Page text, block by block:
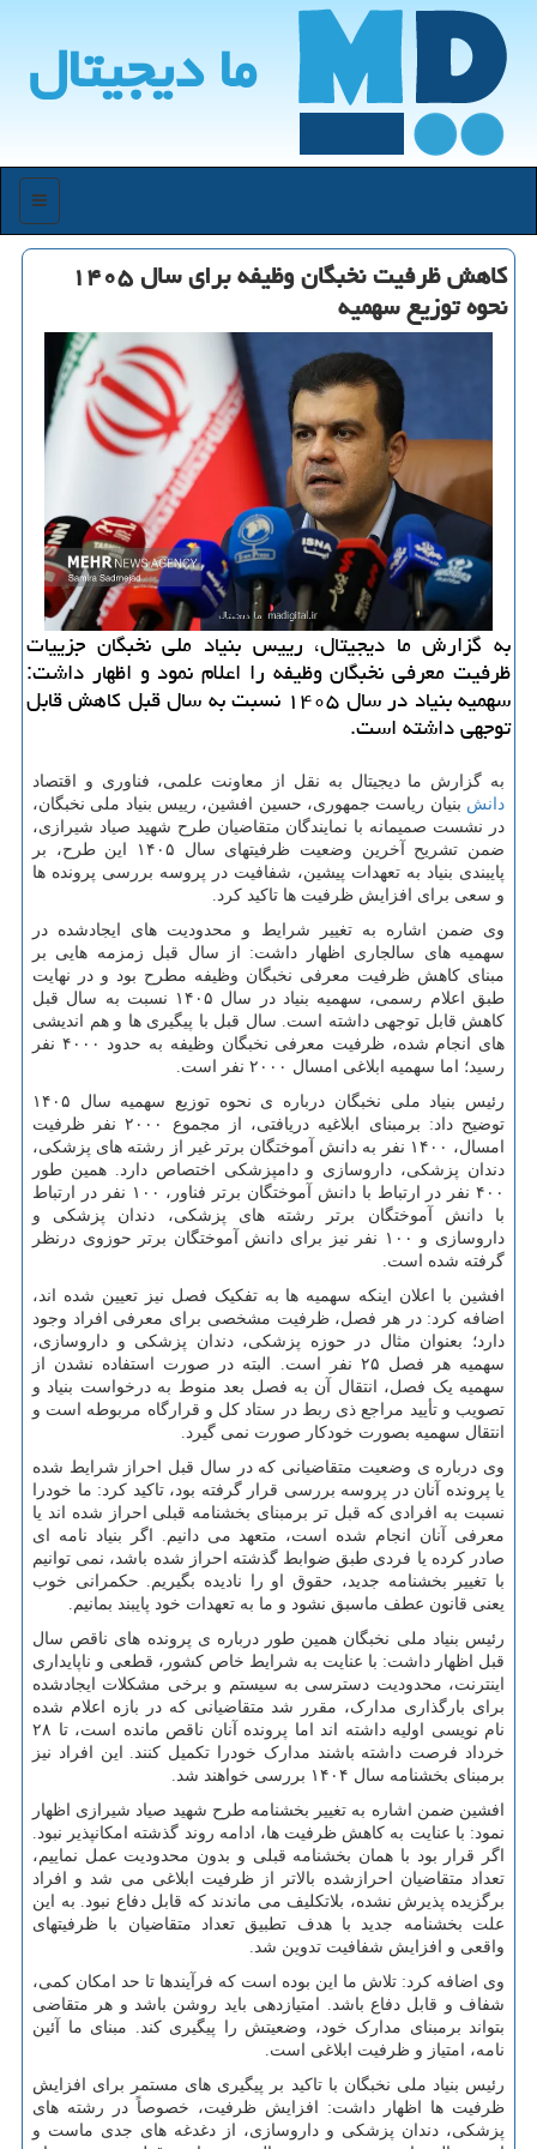
ما دیجیتال
منو
کاهش ظرفیت نخبگان وظیفه برای سال ۱۴۰۵
نحوه توزیع سهمیه
به گزارش ما دیجیتال، رییس بنیاد ملی نخبگان جزییات
ظرفیت معرفی نخبگان وظیفه را اعلام نمود و اظهار داشت:
سهمیه بنیاد در سال ۱۴۰۵ نسبت به سال قبل کاهش قابل
توجهی داشته است.
به گزارش ما دیجیتال به نقل از معاونت علمی، فناوری و اقتصاد
دانش بنیان ریاست جمهوری، حسین افشین، رییس بنیاد ملی نخبگان،
در نشست صمیمانه با نمایندگان متقاضیان طرح شهید صیاد شیرازی،
ضمن تشریح آخرین وضعیت ظرفیتهای سال ۱۴۰۵ این طرح، بر
پایبندی بنیاد به تعهدات پیشین، شفافیت در پروسه بررسی پرونده ها
و سعی برای افزایش ظرفیت ها تاکید کرد.
وی ضمن اشاره به تغییر شرایط و محدودیت های ایجادشده در
سهمیه های سالجاری اظهار داشت: از سال قبل زمزمه هایی بر
مبنای کاهش ظرفیت معرفی نخبگان وظیفه مطرح بود و در نهایت
طبق اعلام رسمی، سهمیه بنیاد در سال ۱۴۰۵ نسبت به سال قبل
کاهش قابل توجهی داشته است. سال قبل با پیگیری ها و هم اندیشی
های انجام شده، ظرفیت معرفی نخبگان وظیفه به حدود ۴۰۰۰ نفر
رسید؛ اما سهمیه ابلاغی امسال ۲۰۰۰ نفر است.
رئیس بنیاد ملی نخبگان درباره ی نحوه توزیع سهمیه سال ۱۴۰۵
توضیح داد: برمبنای ابلاغیه دریافتی، از مجموع ۲۰۰۰ نفر ظرفیت
امسال، ۱۴۰۰ نفر به دانش آموختگان برتر غیر از رشته های پزشکی،
دندان پزشکی، داروسازی و دامپزشکی اختصاص دارد. همین طور
۴۰۰ نفر در ارتباط با دانش آموختگان برتر فناور، ۱۰۰ نفر در ارتباط
با دانش آموختگان برتر رشته های پزشکی، دندان پزشکی و
داروسازی و ۱۰۰ نفر نیز برای دانش آموختگان برتر حوزوی درنظر
گرفته شده است.
افشین با اعلان اینکه سهمیه ها به تفکیک فصل نیز تعیین شده اند،
اضافه کرد: در هر فصل، ظرفیت مشخصی برای معرفی افراد وجود
دارد؛ بعنوان مثال در حوزه پزشکی، دندان پزشکی و داروسازی،
سهمیه هر فصل ۲۵ نفر است. البته در صورت استفاده نشدن از
سهمیه یک فصل، انتقال آن به فصل بعد منوط به درخواست بنیاد و
تصویب و تأیید مراجع ذی ربط در ستاد کل و قرارگاه مربوطه است و
انتقال سهمیه بصورت خودکار صورت نمی گیرد.
وی درباره ی وضعیت متقاضیانی که در سال قبل احراز شرایط شده
یا پرونده آنان در پروسه بررسی قرار گرفته بود، تاکید کرد: ما خودرا
نسبت به افرادی که قبل تر برمبنای بخشنامه قبلی احراز شده اند یا
معرفی آنان انجام شده است، متعهد می دانیم. اگر بنیاد نامه ای
صادر کرده یا فردی طبق ضوابط گذشته احراز شده باشد، نمی توانیم
با تغییر بخشنامه جدید، حقوق او را نادیده بگیریم. حکمرانی خوب
یعنی قانون عطف ماسبق نشود و ما به تعهدات خود پایبند بمانیم.
رئیس بنیاد ملی نخبگان همین طور درباره ی پرونده های ناقص سال
قبل اظهار داشت: با عنایت به شرایط خاص کشور، قطعی و ناپایداری
اینترنت، محدودیت دسترسی به سیستم و برخی مشکلات ایجادشده
برای بارگذاری مدارک، مقرر شد متقاضیانی که در بازه اعلام شده
نام نویسی اولیه داشته اند اما پرونده آنان ناقص مانده است، تا ۲۸
خرداد فرصت داشته باشند مدارک خودرا تکمیل کنند. این افراد نیز
برمبنای بخشنامه سال ۱۴۰۴ بررسی خواهند شد.
افشین ضمن اشاره به تغییر بخشنامه طرح شهید صیاد شیرازی اظهار
نمود: با عنایت به کاهش ظرفیت ها، ادامه روند گذشته امکانپذیر نبود.
اگر قرار بود با همان بخشنامه قبلی و بدون محدودیت عمل نماییم،
تعداد متقاضیان احرازشده بالاتر از ظرفیت ابلاغی می شد و افراد
برگزیده پذیرش نشده، بلاتکلیف می ماندند که قابل دفاع نبود. به این
علت بخشنامه جدید با هدف تطبیق تعداد متقاضیان با ظرفیتهای
واقعی و افزایش شفافیت تدوین شد.
وی اضافه کرد: تلاش ما این بوده است که فرآیندها تا حد امکان کمی،
شفاف و قابل دفاع باشد. امتیازدهی باید روشن باشد و هر متقاضی
بتواند برمبنای مدارک خود، وضعیتش را پیگیری کند. مبنای ما آئین
نامه، امتیاز و ظرفیت ابلاغی است.
رئیس بنیاد ملی نخبگان با تاکید بر پیگیری های مستمر برای افزایش
ظرفیت ها اظهار داشت: افزایش ظرفیت، خصوصاً در رشته های
پزشکی، دندان پزشکی و داروسازی، از دغدغه های جدی ماست و